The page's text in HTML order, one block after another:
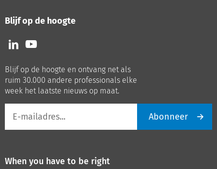
Blijf op de hoogte
Volg
ons
LinkedIn
Volg
ons
Youtube
Blijf op de hoogte en ontvang net als
ruim 30.000 andere professionals elke
week het laatste nieuws op maat.
mailadres
Abonneer
When you have to be right